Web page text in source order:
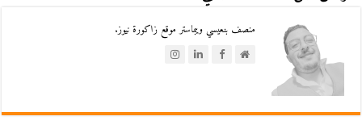
منصف بنعيسي ويبماستر موقع زاكورة نيوز.